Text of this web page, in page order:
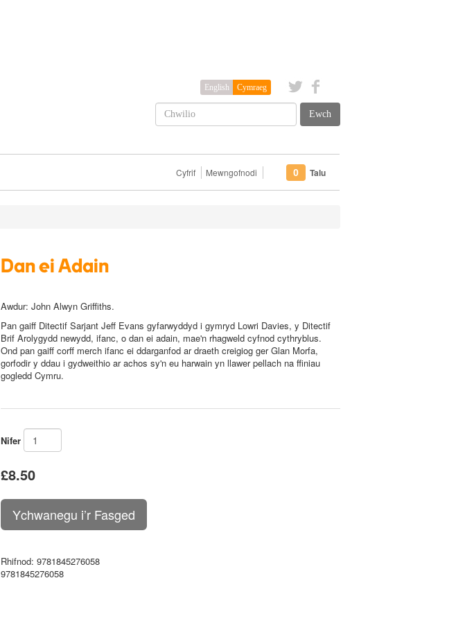
English Cymraeg
Ewch
Cyfrif Mewngofnodi 0 Talu
Dan ei Adain
Awdur: John Alwyn Griffiths.
Pan gaiff Ditectif Sarjant Jeff Evans gyfarwyddyd i gymryd Lowri Davies, y Ditectif
Brif Arolygydd newydd, ifanc, o dan ei adain, mae'n rhagweld cyfnod cythryblus.
Ond pan gaiff corff merch ifanc ei ddarganfod ar draeth creigiog ger Glan Morfa,
gorfodir y ddau i gydweithio ar achos sy'n eu harwain yn llawer pellach na ffiniau
gogledd Cymru.
Nifer
£8.50
Rhifnod: 9781845276058
9781845276058